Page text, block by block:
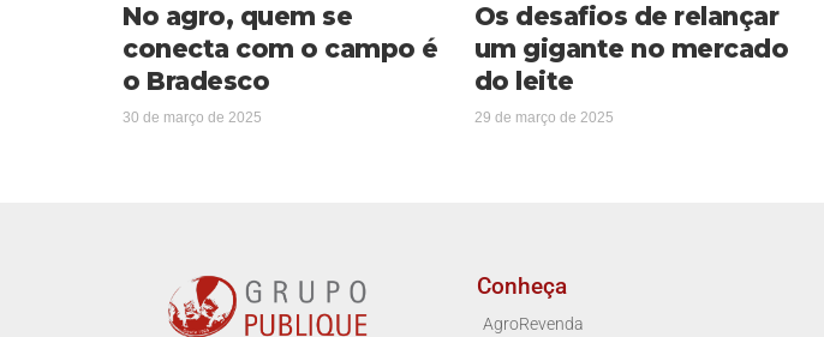
No agro, quem se
conecta com o campo é
o Bradesco
30 de março de 2025
Os desafios de relançar
um gigante no mercado
do leite
29 de março de 2025
Conheça
AgroRevenda